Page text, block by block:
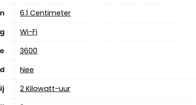
‎6.1 Centimeter
Wi-Fi
‎3600
‎Nee
‎2 Kilowatt-uur